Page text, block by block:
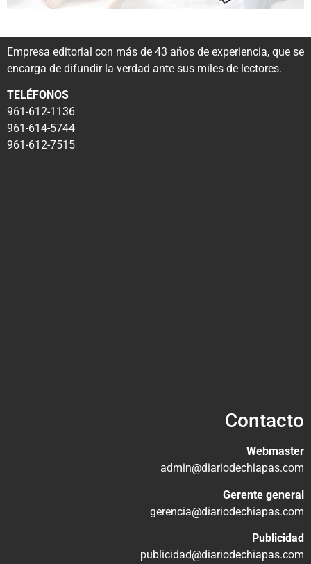
Empresa editorial con más de 43 años de experiencia, que se
encarga de difundir la verdad ante sus miles de lectores.
TELÉFONOS
961-612-1136
961-614-5744
961-612-7515
Contacto
Webmaster
admin@diariodechiapas.com
Gerente general
gerencia@diariodechiapas.com
Publicidad
publicidad@diariodechiapas.com